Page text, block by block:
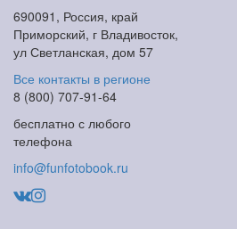
690091, Россия, край
Приморский, г Владивосток,
ул Светланская, дом 57
Все контакты в регионе
8 (800) 707-91-64
бесплатно с любого
телефона
info@funfotobook.ru